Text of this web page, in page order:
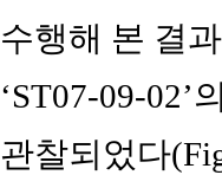
수행해 본 결
‘ST07-09-
관찰되었다